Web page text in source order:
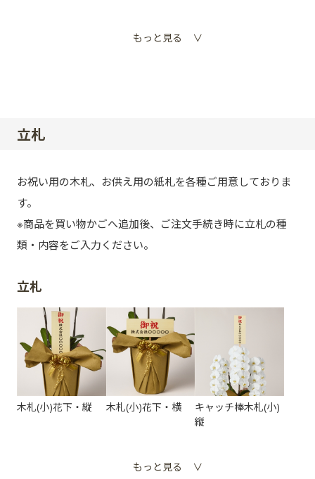
もっと見る
立札
お祝い用の木札、お供え用の紙札を各種ご用意しておりま
す。
※商品を買い物かごへ追加後、ご注文手続き時に立札の種
類・内容をご入力ください。
立札
木札(小)花下・縦 木札(小)花下・横
キャッチ棒木札(小)
縦
もっと見る